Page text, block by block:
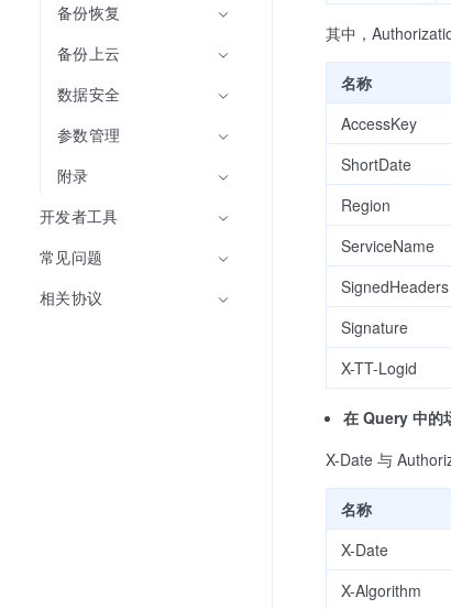
备份恢复
备份上云
数据安全
参数管理
附录
开发者工具
常见问题
相关协议
其中，
名称
AccessKey
ShortDate
Region
ServiceName
SignedHeaders
Signature
X-TT-Logid
在 Query 中的
X-Date 与
名称
X-Date
X-Algorithm